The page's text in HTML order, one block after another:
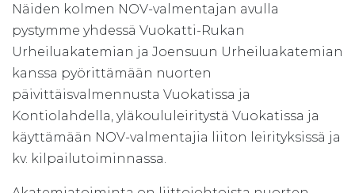
Näiden kolmen NOV-valmentajan avulla
pystymme yhdessä Vuokatti-Rukan
Urheiluakatemian ja Joensuun Urheiluakatemian
kanssa pyörittämään nuorten
päivittäisvalmennusta Vuokatissa ja
Kontiolahdella, yläkoululeiritystä Vuokatissa ja
käyttämään NOV-valmentajia liiton leirityksissä ja
kv. kilpailutoiminnassa.